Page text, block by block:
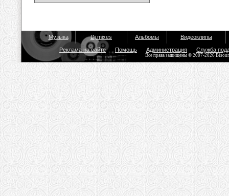
Музыка Dj mixes Альбомы Видеоклипы
Реклама на сайте Помощь Администрация Служба
Все права защищены © 2007-2026